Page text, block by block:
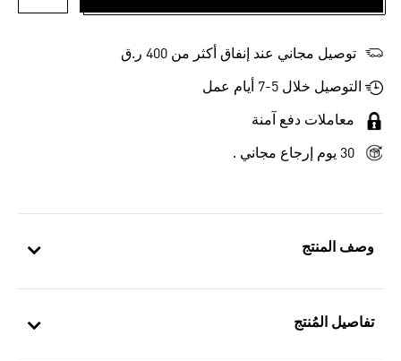
وصف المنتج
تفاصيل المُنتج
توصيل مجاني عند إنفاق أكثر من 400 ر.ق
التوصيل خلال 5-7 أيام عمل
معاملات دفع آمنة